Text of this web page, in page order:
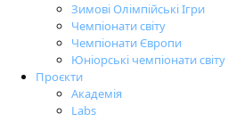
Зимові Олімпійські Ігри
Чемпіонати світу
Чемпіонати Європи
Юніорські чемпіонати світу
Проєкти
Академія
Labs